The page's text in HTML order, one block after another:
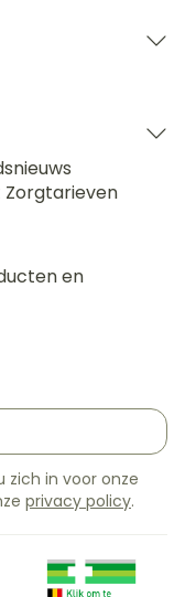
Zorgtarieven
en
zich in voor onze
privacy policy.